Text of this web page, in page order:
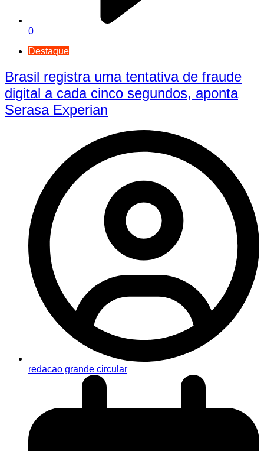
0
Destaque
Brasil registra uma tentativa de fraude
digital a cada cinco segundos, aponta
Serasa Experian
redacao grande circular